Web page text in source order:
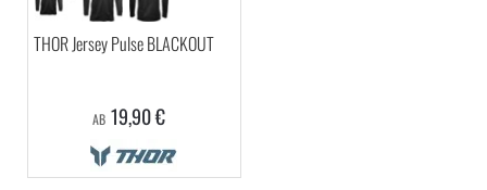
THOR Jersey Pulse BLACKOUT
AB 19,90 €